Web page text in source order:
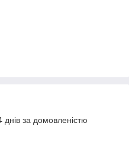
за домовленістю